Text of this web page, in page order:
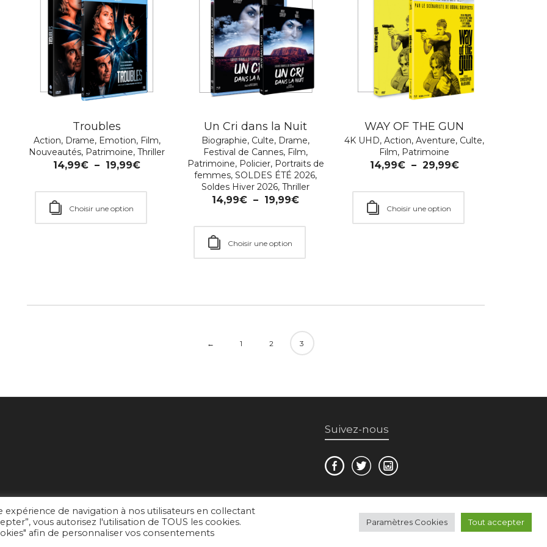
Troubles
Action, Drame, Emotion, Film,
Nouveautés, Patrimoine,Thriller
14,99€ – 19,99€
Choisir une option
Un Cri dans la Nuit
Biographie, Culte, Drame,
Festival de Cannes, Film,
Patrimoine, Policier, Portraits de
femmes,SOLDES ÉTÉ 2026,
Soldes Hiver 2026,Thriller
14,99€ – 19,99€
Choisir une option
WAY OF THE GUN
4K UHD,Action,Aventure, Culte,
Film, Patrimoine
14,99€ – 29,99€
Choisir une option
← 1 2 3
Suivez-nous
de vente
de navigation à nos utilisateurs en collectant
vous autorisez l'utilisation de TOUS les cookies.
afin de personnaliser vos consentements
Paramètres Cookies Tout accepter